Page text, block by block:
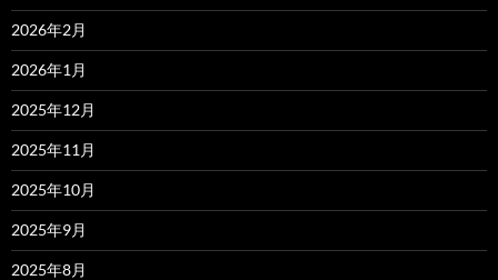
2026年2月
2026年1月
2025年12月
2025年11月
2025年10月
2025年9月
2025年8月